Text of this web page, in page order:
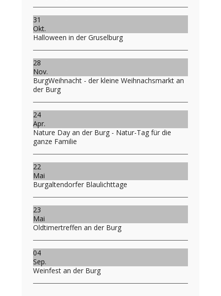
31
Okt.
Halloween in der Gruselburg
28
Nov.
BurgWeihnacht - der kleine Weihnachsmarkt an
der Burg
24
Apr.
Nature Day an der Burg - Natur-Tag für die
ganze Familie
22
Mai
Burgaltendorfer Blaulichttage
23
Mai
Oldtimertreffen an der Burg
04
Sep.
Weinfest an der Burg